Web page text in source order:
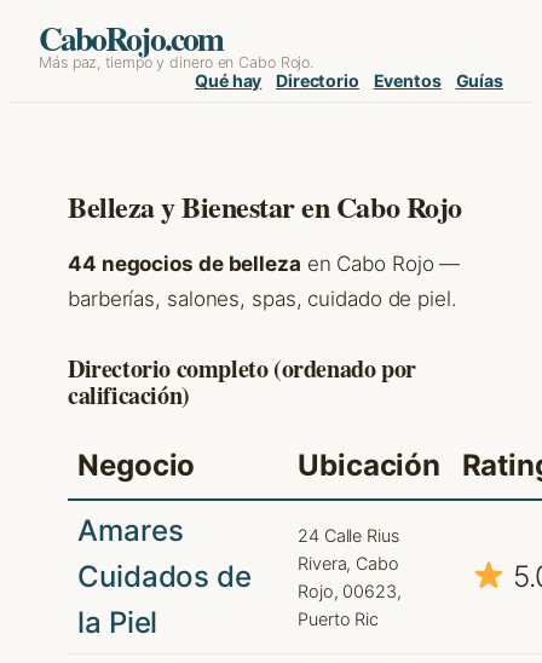
Skip
CaboRojo.com
Más paz, tiempo y dinero en Cabo Rojo.
Qué hay Directorio Eventos Guías
Belleza y Bienestar en Cabo Rojo
44 negocios de belleza en Cabo Rojo —
barberías, salones, spas, cuidado de piel.
Directorio completo (ordenado por
calificación)
Negocio
Ubicación
Amares
Cuidados de
la Piel
24 Calle Rius
Rivera, Cabo
Rojo, 00623,
Puerto Ric